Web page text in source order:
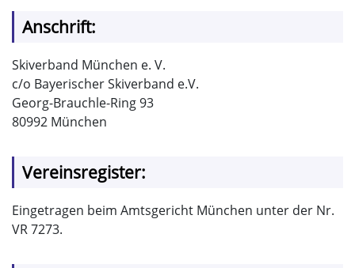
Anschrift:
Skiverband München e. V.
c/o Bayerischer Skiverband e.V.
Georg-Brauchle-Ring 93
80992 München
Vereinsregister:
Eingetragen beim Amtsgericht München unter der Nr.
VR 7273.